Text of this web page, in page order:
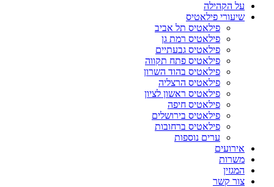
על הקהילה
שיעורי פילאטיס
פילאטיס תל אביב
פילאטיס רמת גן
פילאטיס גבעתיים
פילאטיס פתח תקווה
פילאטיס בהוד השרון
פילאטיס הרצליה
פילאטיס ראשון לציון
פילאטיס חיפה
פילאטיס בירושלים
פילאטיס ברחובות
ערים נוספות
אירועים
משרות
המגזין
צור קשר